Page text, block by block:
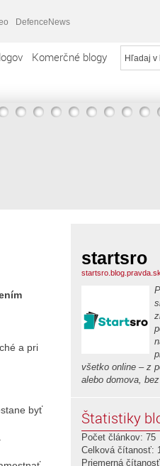
DefenceNews
Komerčné blogy
a pri
byť
startsro
startsro.blog.pravda.sk
všetko online – z
alebo domova,
Štatistiky
Počet článkov: 75
Celková čítanosť:
Priemerná